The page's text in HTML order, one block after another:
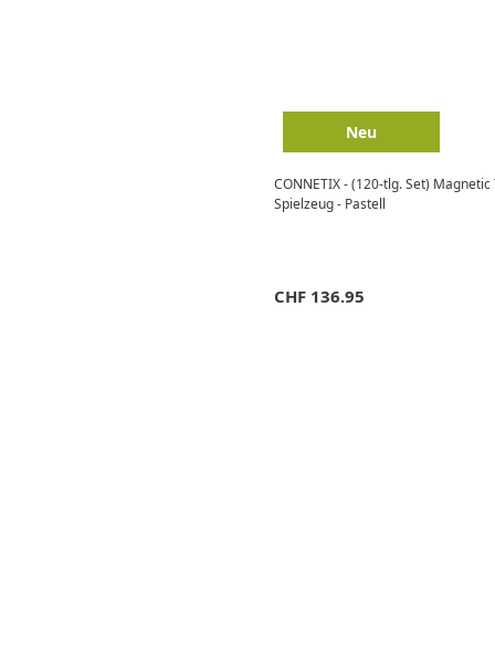
Neu
CONNETIX - (120-tlg. Set)
Spielzeug - Pastell
CHF 136.95